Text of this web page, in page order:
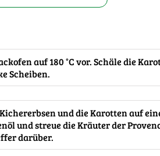
auf 180 °C vor. Schäle die
Scheiben.
und die Karotten auf
und streue die Kräuter der
darüber.